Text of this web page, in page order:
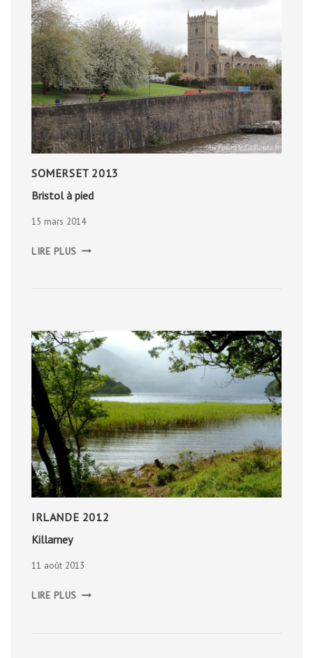
SOMERSET 2013
Bristol à pied
15 mars 2014
LIRE PLUS
IRLANDE 2012
Killarney
11 août 2013
LIRE PLUS